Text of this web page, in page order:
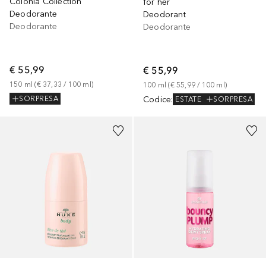
Deodorante
Deodorante
€ 55,99
150 ml (€ 37,33 / 100 ml )
SORPRESA
Deodorant
Deodorante
€ 55,99
100 ml (€ 55,99 / 100 ml)
Codice: ESTATE SORPRESA